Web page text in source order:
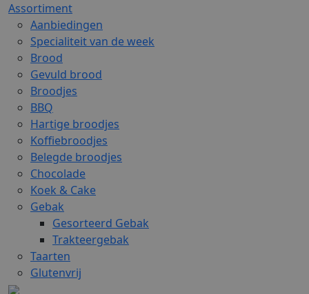
Assortiment
Aanbiedingen
Specialiteit van de week
Brood
Gevuld brood
Broodjes
BBQ
Hartige broodjes
Koffiebroodjes
Belegde broodjes
Chocolade
Koek & Cake
Gebak
Gesorteerd Gebak
Trakteergebak
Taarten
Glutenvrij